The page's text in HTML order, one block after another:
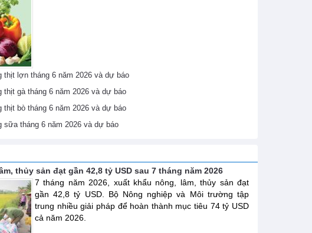
thịt lợn tháng 6 năm 2026 và dự báo
thịt gà tháng 6 năm 2026 và dự báo
thịt bò tháng 6 năm 2026 và dự báo
sữa tháng 6 năm 2026 và dự báo
thủy sản đạt gần 42,8 tỷ USD sau 7 tháng năm 2026
7 tháng năm 2026, xuất khẩu nông, lâm, thủy sản đạt
gần 42,8 tỷ USD. Bộ Nông nghiệp và Môi trường tập
trung nhiều giải pháp để hoàn thành mục tiêu 74 tỷ USD
cả năm 2026.